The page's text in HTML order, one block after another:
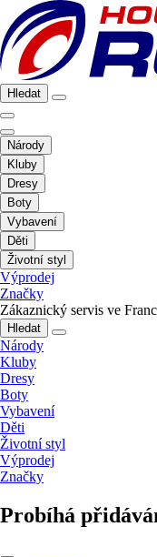
Hledat
Národy
Kluby
Dresy
Boty
Vybavení
Děti
Životní styl
Výprodej
Značky
Zákaznický servis ve
Hledat
Národy
Kluby
Dresy
Boty
Vybavení
Děti
Životní styl
Výprodej
Značky
Probíhá